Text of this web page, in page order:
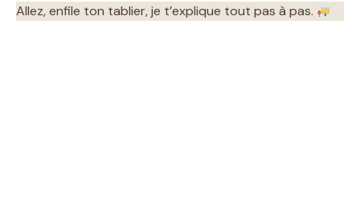
Allez, enfile ton tablier, je t’explique tout pas à pas.